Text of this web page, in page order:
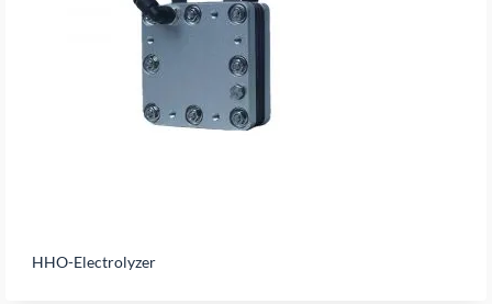
HHO-Electrolyzer